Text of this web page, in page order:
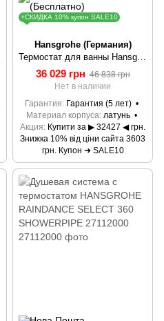
+СКИДКА 10% купон SALE10
Hansgrohe (Германия)
36 029 грн 46 838 грн
Нет в наличии
Гарантия
Гарантия (5 лет)
Материал корпуса латунь
Акция
Купити за ▶ 32427 ◀ грн.
Знижка 10% від ціни сайта 3603
грн. Купон ➜ SALE10